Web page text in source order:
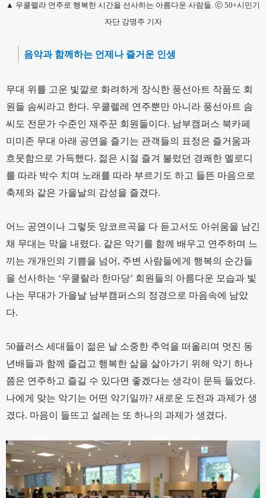
▲ 우쿨렐라 연주로 행복한 시간을 선사하는 아름다운 사람들. ⓒ 50+시민기
자단 강명주 기자
음악과 함께하는 언제나 즐거운 인생
무대 위를 고운 빛깔로 화려하게 장식한 풍선아트 작품도 회
원들 솜씨라고 한다. 우쿨렐레 연주뿐만 아니라 풍선아트 솜
씨도 전문가 수준인 재주꾼 회원들이다. 남부캠퍼스 북카페
미미존 무대 아래 공연을 즐기는 관객들의 표정은 즐거움과
흐뭇함으로 가득했다. 젊은 시절 즐겨 불렀던 경쾌한 멜로디
를 따라 박수 치며 노래를 따라 부르기도 하고 들뜬 마음으로
축제와 같은 가을날의 감성을 즐겼다.
어느 공연이나 그렇듯 앙코르곡을 다 듣고서도 아쉬움을 남긴
채 무대는 막을 내렸다. 같은 악기를 함께 배우고 연주하며 느
끼는 개개인의 기쁨을 넘어, 주변 사람들에게 행복의 순간들
을 선사하는 ‘우쿨랄라 한마당’ 회원들의 아름다운 모습과 빛
나는 무대가 가을날 남부캠퍼스의 정경으로 마음속에 남았
다.
50플러스 세대들이 젊은 날 소중한 추억을 떠올리며 멋진 동
년배들과 함께 즐겁고 행복한 삶을 살아가기 위해 악기 하나
쯤은 연주하고 즐길 수 있다면 좋겠다는 생각이 문득 들었다.
나에게 맞는 악기는 어떤 악기일까? 새로운 도전과 과제가 생
겼다. 마음이 들뜨고 설레는 또 하나의 과제가 생겼다.